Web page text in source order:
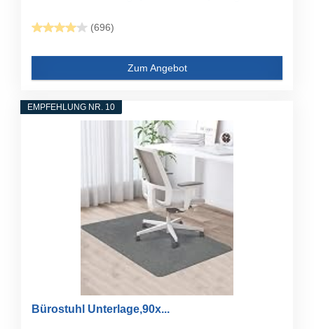
(696)
Zum Angebot
EMPFEHLUNG NR. 10
Bürostuhl Unterlage,90x...